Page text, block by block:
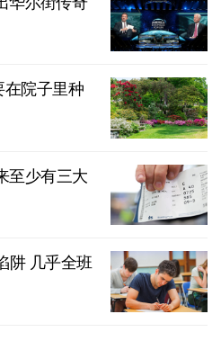
在院子里种
至少有三大
阱 几乎全班